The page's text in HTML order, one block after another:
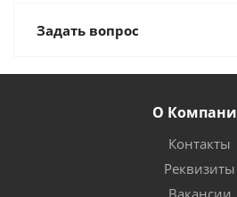
Задать вопрос
О
Контакты
Реквизиты
Вакансии